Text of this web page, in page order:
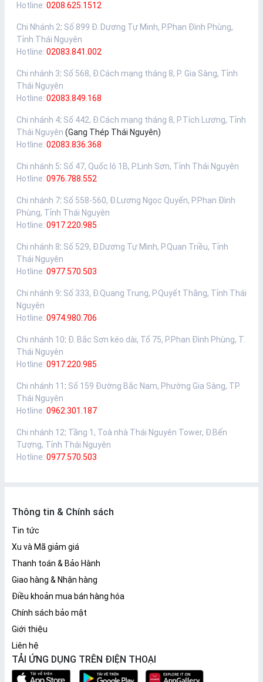
Hotline: 0208.625.1512
Chi Nhánh 2: Số 899 Đ. Dương Tự Minh, P.Phan Đình Phùng,
Tỉnh Thái Nguyên
Hotline: 02083.841.002
Chi nhánh 3: Số 568, Đ.Cách mạng tháng 8, P. Gia Sàng, Tỉnh
Thái Nguyên
Hotline: 02083.849.168
Chi nhánh 4: Số 442, Đ.Cách mạng tháng 8, P.Tích Lương, Tỉnh
Thái Nguyên (Gang Thép Thái Nguyên)
Hotline: 02083.836.368
Chi nhánh 5: Số 47, Quốc lộ 1B, P.Linh Sơn, Tỉnh Thái Nguyên
Hotline: 0976.788.552
Chi nhánh 7: Số 558-560, Đ.Lương Ngọc Quyến, P.Phan Đình
Phùng, Tỉnh Thái Nguyên
Hotline: 0917.220.985
Chi nhánh 8: Số 529, Đ.Dương Tự Minh, P.Quan Triều, Tỉnh
Thái Nguyên
Hotline: 0977.570.503
Chi nhánh 9: Số 333, Đ.Quang Trung, P.Quyết Thắng, Tỉnh Thái
Nguyên
Hotline: 0974.980.706
Chi nhánh 10: Đ. Bắc Sơn kéo dài, Tổ 75, P.Phan Đình Phùng, T.
Thái Nguyên
Hotline: 0917.220.985
Chi nhánh 11 : Số 159 Đường Bắc Nam, Phường Gia Sàng, TP.
Thái Nguyên
Hotline: 0962.301.187
Chi nhánh 12: Tầng 1, Toà nhà Thái Nguyên Tower, Đ.Bến
Tượng, Tỉnh Thái Nguyên
Hotline: 0977.570.503
Thông tin & Chính sách
Tin tức
Xu và Mã giảm giá
Thanh toán & Bảo Hành
Giao hàng & Nhận hàng
Điều khoản mua bán hàng hóa
Chính sách bảo mật
Giới thiệu
Liên hệ
TẢI ỨNG DỤNG TRÊN ĐIỆN THOẠI